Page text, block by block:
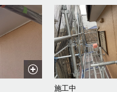
施工中